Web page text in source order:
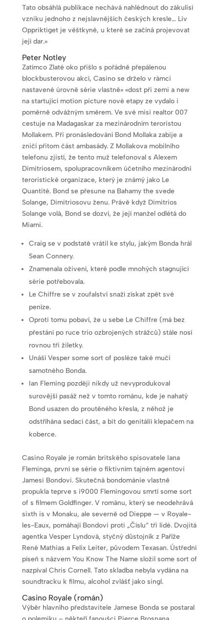
Tato obsáhlá publikace nechává nahlédnout do zákulisí
vzniku jednoho z nejslavnějších českých kresle… Liv
Oppriktiget je věštkyně, u které se začíná projevovat
její dar.»
Peter Notley
Zatímco Zlaté oko přišlo s pořádně přepálenou
blockbusterovou akcí, Casino se drželo v rámci
nastavené úrovně série vlastně» «dost při zemi a new
na startující motion picture nové etapy ze vydalo i
poměrně odvážným směrem. Ve své misi realtor 007
cestuje na Madagaskar za mezinárodním teroristou
Mollakem. Při pronásledování Bond Mollaka zabije a
zničí přitom část ambasády. Z Mollakova mobilního
telefonu zjistí, že tento muž telefonoval s Alexem
Dimitriosem, spolupracovníkem účetního mezinárodní
teroristické organizace, který je známý jako Le
Quantité. Bond se přesune na Bahamy the svede
Solange, Dimitriosovu ženu. Právě když Dimitrios
Solange volá, Bond se dozví, že její manžel odlétá do
Miami.
Craig se v podstatě vrátil ke stylu, jakým Bonda hrál
Sean Connery.
Znamenala oživení, které podle mnohých stagnující
série potřebovala.
Le Chiffre se v zoufalství snaží získat zpět své
peníze.
Oproti tomu pobaví, že u sebe Le Chiffre (má bez
přestání po ruce trio ozbrojených strážců) stále nosí
rovnou tři žiletky.
Unáší Vesper some sort of posléze také mučí
samotného Bonda.
Ian Fleming později nikdy už nevyprodukoval
surovější pasáž než v tomto románu, kde je nahatý
Bond usazen do proutěného křesla, z něhož je
odstříhána sedací část, a bit do genitálií klepačem na
koberce.
Casino Royale je román britského spisovatele Iana
Fleminga, první se série o fiktivním tajném agentovi
Jamesi Bondovi. Skutečná bondománie vlastně
propukla teprve s i9000 Flemingovou smrtí some sort
of s filmem Goldfinger. V románu, který se neodehrává
sixth is v Monaku, ale severně od Dieppe — v Royale-
les-Eaux, pomáhají Bondovi proti „Číslu“ tři lidé. Dvojitá
agentka Vesper Lyndová, styčný důstojník z Paříže
René Mathias a Felix Leiter, původem Texasan. Ústřední
píseň s názvem You Know The Name složil some sort of
nazpíval Chris Cornell. Tato skladba nebyla vydána na
soundtracku k filmu, alcohol zvlášť jako singl.
Casino Royale (román)
Výběr hlavního představitele Jamese Bonda se postaral